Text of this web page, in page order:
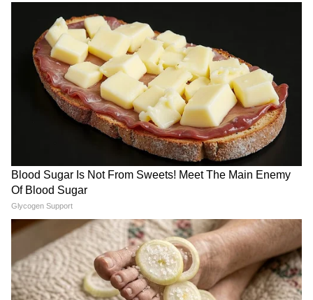
Rahul Gandhi से मिलीं CJP Protest में
लाठी खाने वाली Muskaan, Delhi Police से
दाग दिया ये सवाल!
CJP के अंदर हो गई कलह, Abhijeet Dipke
के ही खिलाफ हो गए कई लोग!